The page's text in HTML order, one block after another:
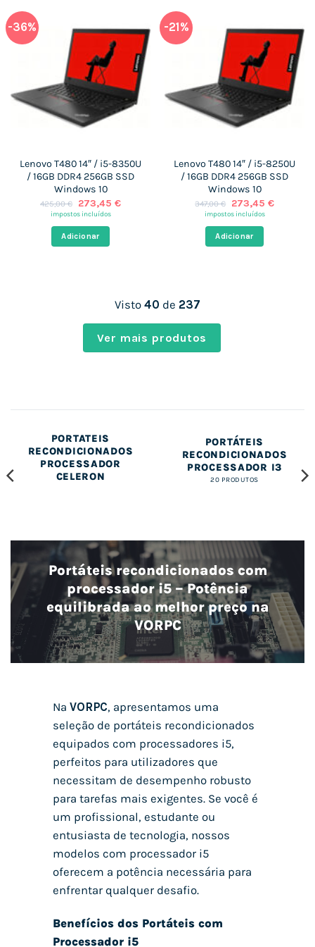
-36%
Lenovo T480 14″ / i5-8350U
/ 16GB DDR4 256GB SSD
Windows 10
425,00€
O
preço
era:
425,00 €.
273,45 €O
impostos incluídos
Adicionar
-21%
Lenovo T480 14″ / i5-8250U
/ 16GB DDR4 256GB SSD
Windows 10
347,00€
O
preço
era:
347,00 €.
273,45 €O
impostos incluídos
Adicionar
Visto 40 de 237
Ver mais produtos
PORTÁTEIS
RECONDICIONADOS
PROCESSADOR
CELERON
PORTÁTEIS
RECONDICIONADOS
PROCESSADOR I3
20 PRODUTOS
Portáteis recondicionados com
processador i5 – Potência
equilibrada ao melhor preço na
VORPC
Na VORPC, apresentamos uma
seleção de portáteis recondicionados
equipados com processadores i5,
perfeitos para utilizadores que
necessitam de desempenho robusto
para tarefas mais exigentes. Se você é
um profissional, estudante ou
entusiasta de tecnologia, nossos
modelos com processador i5
oferecem a potência necessária para
enfrentar qualquer desafio.
Benefícios dos Portáteis com
Processador i5